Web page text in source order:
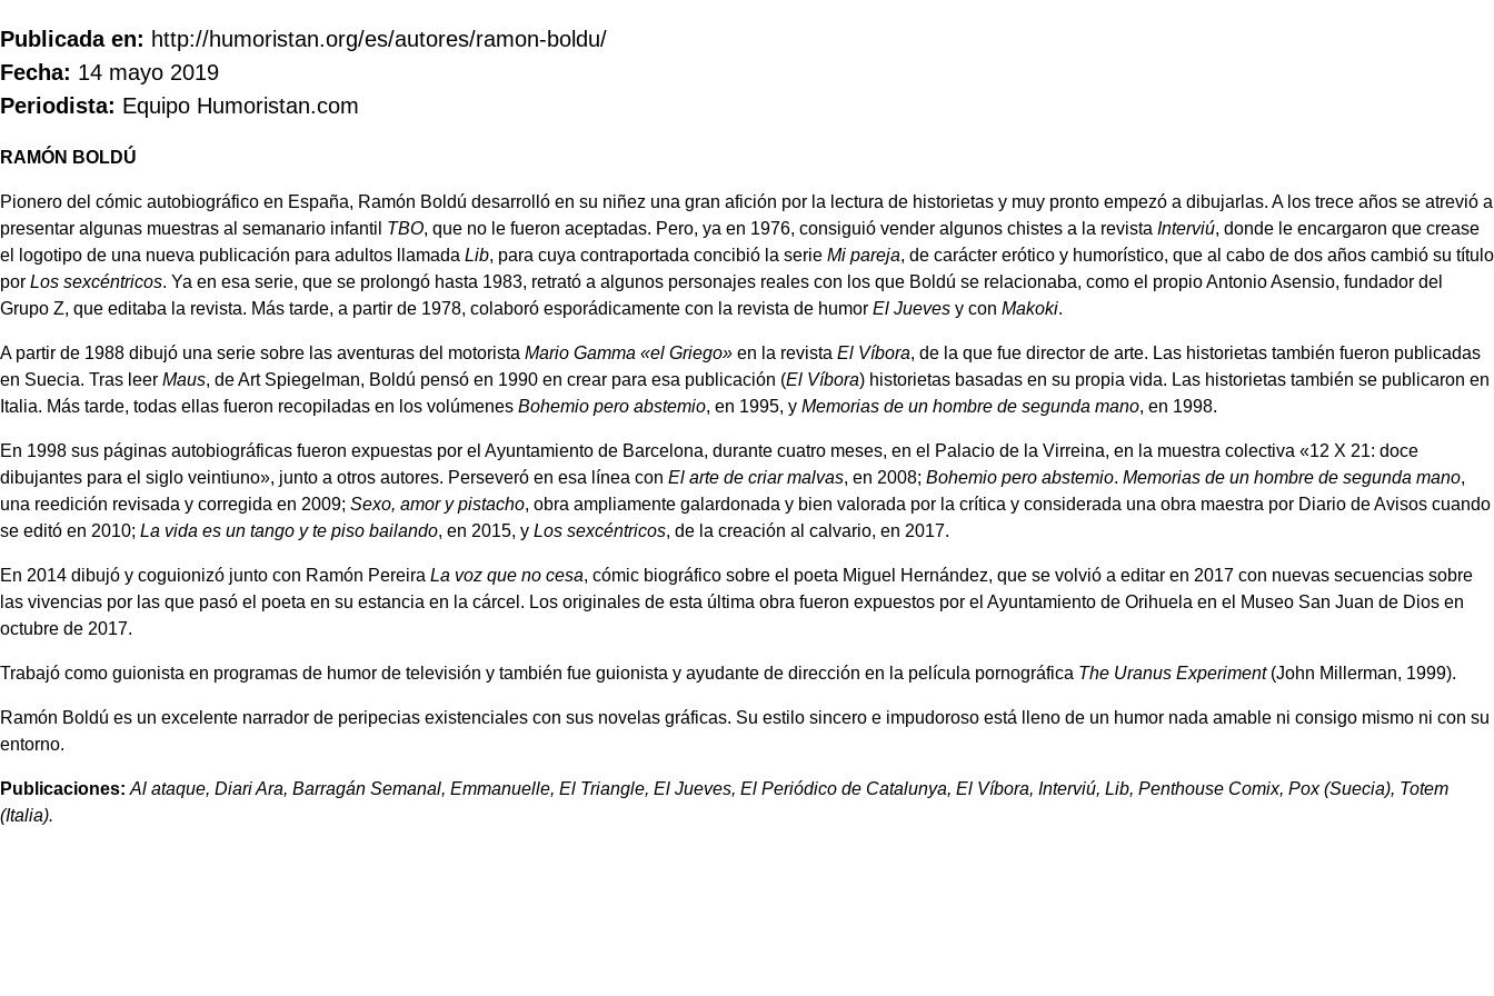
Publicada en: http://humoristan.org/es/autores/ramon-boldu/
Fecha: 14 mayo 2019
Periodista: Equipo Humoristan.com
RAMÓN BOLDÚ
Pionero del cómic autobiográfico en España, Ramón Boldú desarrolló en su niñez una gran afición por la lectura de historietas y muy pronto empezó a dibujarlas. A los trece años se atrevió a
presentar algunas muestras al semanario infantil TBO, que no le fueron aceptadas. Pero, ya en 1976, consiguió vender algunos chistes a la revista Interviú, donde le encargaron que crease
el logotipo de una nueva publicación para adultos llamada Lib, para cuya contraportada concibió la serie Mi pareja, de carácter erótico y humorístico, que al cabo de dos años cambió su título
por Los sexcéntricos. Ya en esa serie, que se prolongó hasta 1983, retrató a algunos personajes reales con los que Boldú se relacionaba, como el propio Antonio Asensio, fundador del
Grupo Z, que editaba la revista. Más tarde, a partir de 1978, colaboró esporádicamente con la revista de humor El Jueves y con Makoki.
A partir de 1988 dibujó una serie sobre las aventuras del motorista Mario Gamma «el Griego» en la revista El Víbora, de la que fue director de arte. Las historietas también fueron publicadas
en Suecia. Tras leer Maus, de Art Spiegelman, Boldú pensó en 1990 en crear para esa publicación (El Víbora) historietas basadas en su propia vida. Las historietas también se publicaron en
Italia. Más tarde, todas ellas fueron recopiladas en los volúmenes Bohemio pero abstemio, en 1995, y Memorias de un hombre de segunda mano, en 1998.
En 1998 sus páginas autobiográficas fueron expuestas por el Ayuntamiento de Barcelona, durante cuatro meses, en el Palacio de la Virreina, en la muestra colectiva «12 X 21: doce
dibujantes para el siglo veintiuno», junto a otros autores. Perseveró en esa línea con El arte de criar malvas, en 2008; Bohemio pero abstemio. Memorias de un hombre de segunda mano,
una reedición revisada y corregida en 2009; Sexo, amor y pistacho, obra ampliamente galardonada y bien valorada por la crítica y considerada una obra maestra por Diario de Avisos cuando
se editó en 2010; La vida es un tango y te piso bailando, en 2015, y Los sexcéntricos, de la creación al calvario, en 2017.
En 2014 dibujó y coguionizó junto con Ramón Pereira La voz que no cesa, cómic biográfico sobre el poeta Miguel Hernández, que se volvió a editar en 2017 con nuevas secuencias sobre
las vivencias por las que pasó el poeta en su estancia en la cárcel. Los originales de esta última obra fueron expuestos por el Ayuntamiento de Orihuela en el Museo San Juan de Dios en
octubre de 2017.
Trabajó como guionista en programas de humor de televisión y también fue guionista y ayudante de dirección en la película pornográfica The Uranus Experiment(John Millerman, 1999).
Ramón Boldú es un excelente narrador de peripecias existenciales con sus novelas gráficas. Su estilo sincero e impudoroso está lleno de un humor nada amable ni consigo mismo ni con su
entorno.
Publicaciones: Al ataque, Diari Ara, Barragán Semanal, Emmanuelle, El Triangle, El Jueves, El Periódico de Catalunya, El Víbora, Interviú, Lib, Penthouse Comix, Pox (Suecia), Totem
(Italia).